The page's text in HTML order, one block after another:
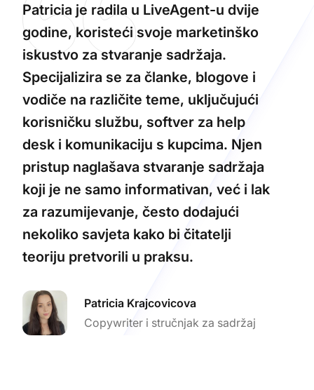
Patricia je radila u LiveAgent-u dvije
godine, koristeći svoje marketinško
iskustvo za stvaranje sadržaja.
Specijalizira se za članke, blogove i
vodiče na različite teme, uključujući
korisničku službu, softver za help
desk i komunikaciju s kupcima. Njen
pristup naglašava stvaranje sadržaja
koji je ne samo informativan, već i lak
za razumijevanje, često dodajući
nekoliko savjeta kako bi čitatelji
teoriju pretvorili u praksu.
Patricia Krajcovicova
Copywriter i stručnjak za sadržaj